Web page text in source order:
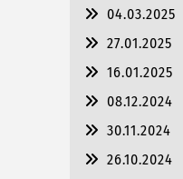
04.03.2025
27.01.2025
16.01.2025
08.12.2024
30.11.2024
26.10.2024